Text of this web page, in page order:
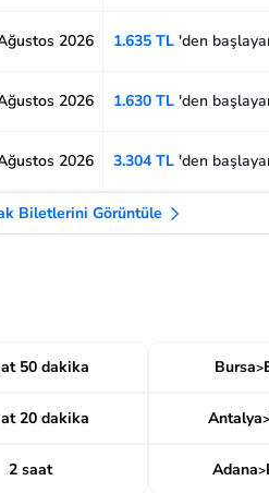
2026 1.635 TL'den
2026 1.630 TL'den
2026 3.304 TL'den
Biletlerini Görüntüle
50 dakika
20 dakika
2 saat
Bursa>
Antalya>
Adana>